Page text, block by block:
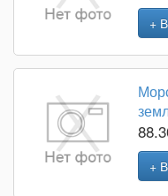
+
+